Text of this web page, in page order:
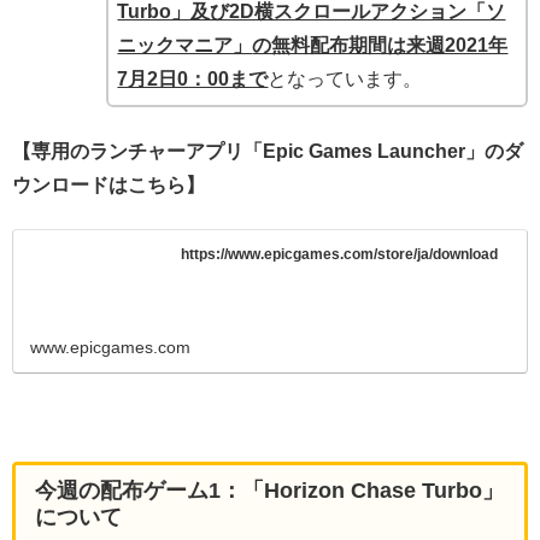
Turbo」及び2D横スクロールアクション「ソ
ニックマニア」の無料配布期間は来週2021年
7月2日0：00までとなっています。
【専用のランチャーアプリ「Epic Games Launcher」のダ
ウンロードはこちら】
https://www.epicgames.com/store/ja/download
www.epicgames.com
今週の配布ゲーム1：「 Horizon Chase Turbo 」
について